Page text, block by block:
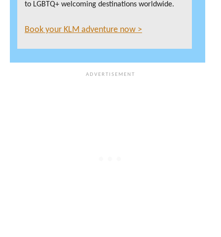
to LGBTQ+ welcoming destinations worldwide.
Book your KLM adventure now >